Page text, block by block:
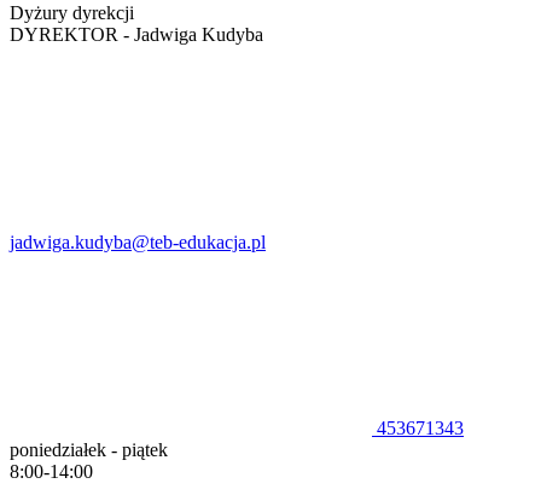
Dyżury dyrekcji
DYREKTOR - Jadwiga Kudyba
jadwiga.kudyba@teb-edukacja.pl
453671343
poniedziałek - piątek
8:00-14:00